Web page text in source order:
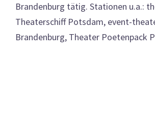
Brandenburg tätig. Stationen u.a.:
Theaterschiff Potsdam, event-
Brandenburg, Theater Poetenpack